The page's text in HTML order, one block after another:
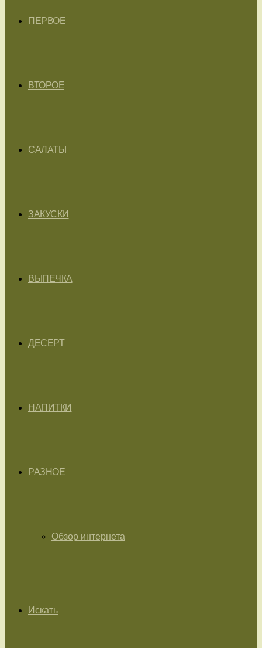
ПЕРВОЕ
ВТОРОЕ
САЛАТЫ
ЗАКУСКИ
ВЫПЕЧКА
ДЕСЕРТ
НАПИТКИ
РАЗНОЕ
Обзор интернета
Искать